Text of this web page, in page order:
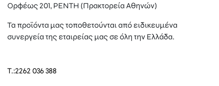
Ορφέως 201, ΡΕΝΤΗ (Πρακτορεία Αθηνών)
Τα προϊόντα μας τοποθετούνται από ειδικευμένα
συνεργεία της εταιρείας μας σε όλη την Ελλάδα.
T.:2262 036 388